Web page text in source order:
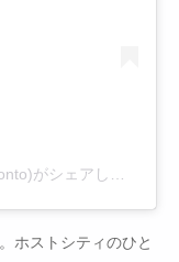
FIFA World Cup 26 Toronto(@fwc26toronto)がシェアした投稿
ホストシティのひと